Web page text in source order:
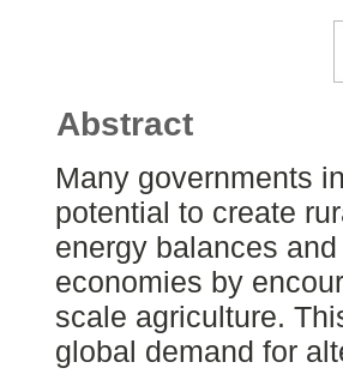
Abstract
Many governments
potential to create
energy balances
economies by
scale agriculture.
global demand for